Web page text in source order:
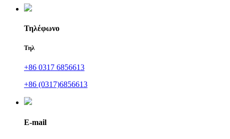
Τηλέφωνο
Τηλ
+86 0317 6856613
+86 (0317)6856613
E-mail